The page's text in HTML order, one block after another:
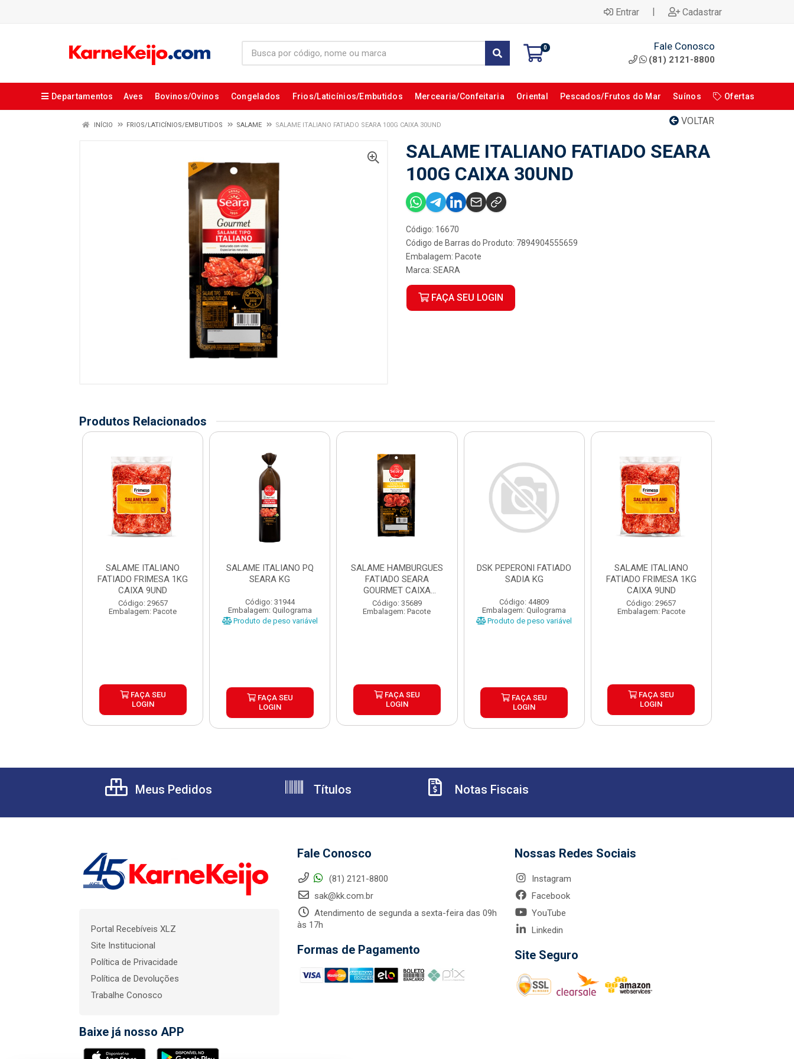
Entrar | Cadastrar
0 Fale Conosco
(81) 2121-8800
Departamentos Aves Bovinos/Ovinos Congelados Frios/Laticínios/Embutidos Mercearia/Confeitaria Oriental Pescados/Frutos do Mar Suínos Ofertas
VOLTAR
INÍCIO FRIOS/LATICÍNIOS/EMBUTIDOS SALAME SALAME ITALIANO FATIADO SEARA 100G CAIXA 30UND
SALAME ITALIANO FATIADO SEARA
100G CAIXA 30UND
Código: 16670
Código de Barras do Produto: 7894904555659
Embalagem: Pacote
Marca: SEARA
FAÇA SEU LOGIN
Produtos Relacionados
SALAME ITALIANO
FATIADO FRIMESA 1KG
CAIXA 9UND
Código: 29657
Embalagem: Pacote
FAÇA SEU
LOGIN
SALAME ITALIANO PQ
SEARA KG
Código: 31944
Embalagem: Quilograma
Produto de peso variável
FAÇA SEU
LOGIN
SALAME HAMBURGUES
FATIADO SEARA
GOURMET CAIXA
30X100G
Código: 35689
Embalagem: Pacote
FAÇA SEU
LOGIN
DSK PEPERONI FATIADO
SADIA KG
Código: 44809
Embalagem: Quilograma
Produto de peso variável
FAÇA SEU
LOGIN
SALAME ITALIANO
FATIADO FRIMESA 1KG
CAIXA 9UND
Código: 29657
Embalagem: Pacote
FAÇA SEU
LOGIN
Meus Pedidos Títulos Notas Fiscais
Portal Recebíveis XLZ
Site Institucional
Política de Privacidade
Política de Devoluções
Trabalhe Conosco
Baixe já nosso APP
Fale Conosco
(81) 2121-8800
sak@kk.com.br
Atendimento de segunda a sexta-feira das 09h
às 17h
Formas de Pagamento
Nossas Redes Sociais
Instagram
Facebook
YouTube
Linkedin
Site Seguro